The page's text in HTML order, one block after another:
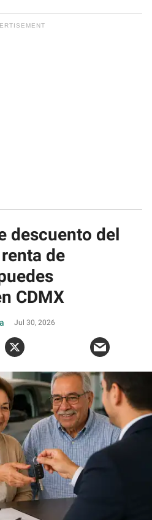
descuento del
de
CDMX
Jul 30, 2026